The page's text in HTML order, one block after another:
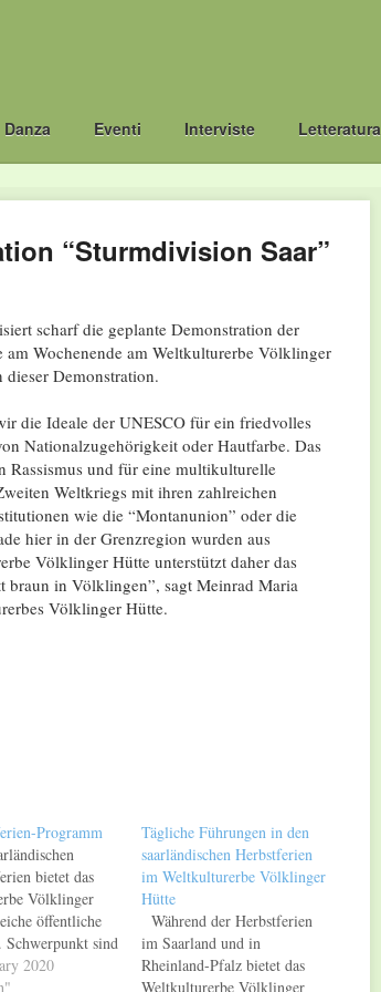
Danza Eventi Interviste Letteratura
“Sturmdivision Saar”
scharf die geplante Demonstration der
Wochenende am Weltkulturerbe Völklinger
Demonstration.
die Ideale der UNESCO für ein friedvolles
Nationalzugehörigkeit oder Hautfarbe. Das
und für eine multikulturelle
Weltkriegs mit ihren zahlreichen
wie die “Montanunion” oder die
hier in der Grenzregion wurden aus
Völklinger Hütte unterstützt daher das
braun in Völklingen”, sagt Meinrad Maria
Völklinger Hütte.
Programm
bietet das
Völklinger
öffentliche
Schwerpunkt sind
und die
2020
Tägliche Führungen in den
saarländischen Herbstferien
im Weltkulturerbe Völklinger
Hütte
Während der Herbstferien
im Saarland und in
Rheinland-Pfalz bietet das
Weltkulturerbe Völklinger